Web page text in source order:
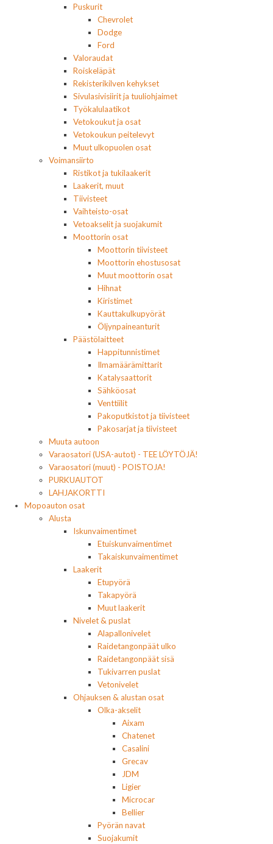
Puskurit
Chevrolet
Dodge
Ford
Valoraudat
Roiskeläpät
Rekisterikilven kehykset
Sivulasivisiirit ja tuuliohjaimet
Työkalulaatikot
Vetokoukut ja osat
Vetokoukun peitelevyt
Muut ulkopuolen osat
Voimansiirto
Ristikot ja tukilaakerit
Laakerit, muut
Tiivisteet
Vaihteisto-osat
Vetoakselit ja suojakumit
Moottorin osat
Moottorin tiivisteet
Moottorin ehostusosat
Muut moottorin osat
Hihnat
Kiristimet
Kauttakulkupyörät
Öljynpaineanturit
Päästölaitteet
Happitunnistimet
Ilmamäärämittarit
Katalysaattorit
Sähköosat
Venttiilit
Pakoputkistot ja tiivisteet
Pakosarjat ja tiivisteet
Muuta autoon
Varaosatori (USA-autot) - TEE LÖYTÖJÄ!
Varaosatori (muut) - POISTOJA!
PURKUAUTOT
LAHJAKORTTI
Mopoauton osat
Alusta
Iskunvaimentimet
Etuiskunvaimentimet
Takaiskunvaimentimet
Laakerit
Etupyörä
Takapyörä
Muut laakerit
Nivelet & puslat
Alapallonivelet
Raidetangonpäät ulko
Raidetangonpäät sisä
Tukivarren puslat
Vetonivelet
Ohjauksen & alustan osat
Olka-akselit
Aixam
Chatenet
Casalini
Grecav
JDM
Ligier
Microcar
Bellier
Pyörän navat
Suojakumit